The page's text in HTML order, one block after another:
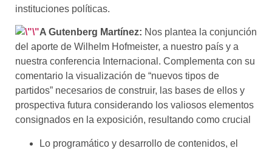
instituciones políticas.
A Gutenberg Martínez: Nos plantea la conjunción
del aporte de Wilhelm Hofmeister, a nuestro país y a
nuestra conferencia Internacional. Complementa con su
comentario la visualización de “nuevos tipos de
partidos” necesarios de construir, las bases de ellos y
prospectiva futura considerando los valiosos elementos
consignados en la exposición, resultando como crucial
Lo programático y desarrollo de contenidos, el